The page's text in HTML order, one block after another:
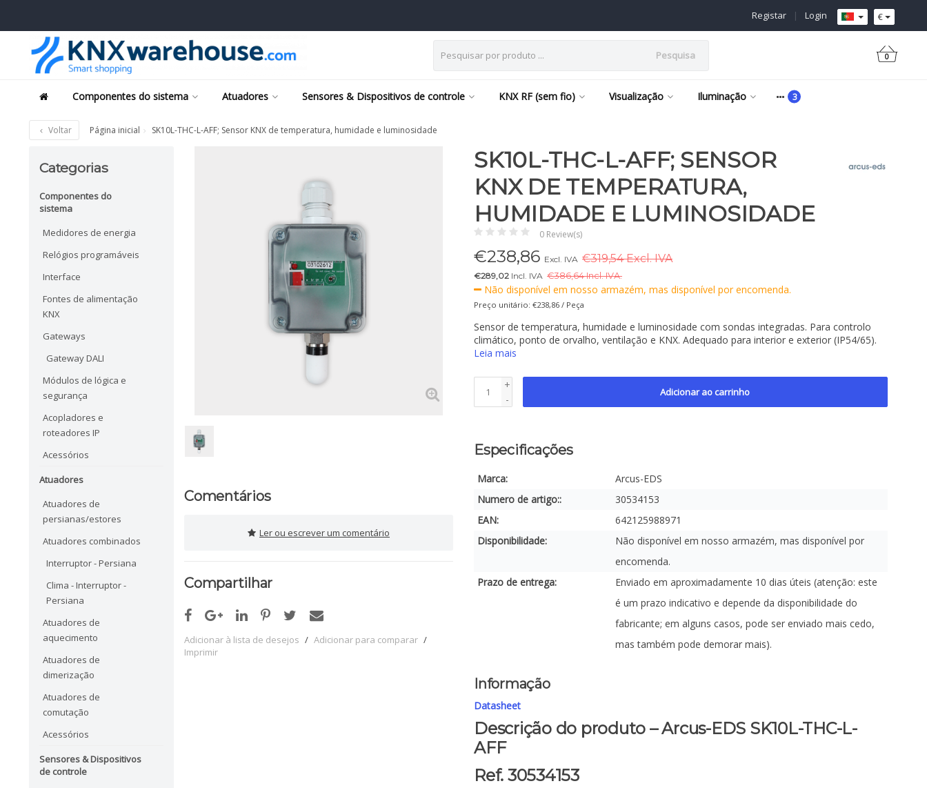
€
Login
|
Registar
Pesquisa 0
Componentes do sistema Atuadores Sensores & Dispositivos de controle KNX RF (sem fio) Visualização Iluminação
Voltar Página inicial SK10L-THC-L-AFF; Sensor KNX de temperatura, humidade e luminosidade
Categorias
Componentes do
sistema
Medidores de energia
Relógios programáveis
Interface
Fontes de alimentação
KNX
Gateways
Gateway DALI
Módulos de lógica e
segurança
Acopladores e
roteadores IP
Acessórios
Atuadores
Atuadores de
persianas/estores
Atuadores combinados
Interruptor - Persiana
Clima - Interruptor -
Persiana
Atuadores de
aquecimento
Atuadores de
dimerização
Atuadores de
comutação
Acessórios
Sensores & Dispositivos
de controle
Comentários
Ler ou escrever um comentário
Compartilhar
Adicionar à lista de desejos / Adicionar para comparar /
Imprimir
SK10L-THC-L-AFF; SENSOR
KNX DE TEMPERATURA,
HUMIDADE E LUMINOSIDADE
0 Review(s)
€238,86 Excl. IVA €319,54 Excl. IVA
€289,02 Incl. IVA €386,64 Incl. IVA.
Não disponível em nosso armazém, mas disponível por encomenda.
Preço unitário: €238,86 / Peça
Sensor de temperatura, humidade e luminosidade com sondas integradas. Para controlo
climático, ponto de orvalho, ventilação e KNX. Adequado para interior e exterior (IP54/65).
Leia mais
+
-
Adicionar ao carrinho
Especificações
Marca:
Arcus-EDS
Numero de artigo::
30534153
EAN:
642125988971
Disponibilidade:
Não disponível em nosso armazém, mas disponível por
encomenda.
Prazo de entrega:
Enviado em aproximadamente 10 dias úteis (atenção: este
é um prazo indicativo e depende da disponibilidade do
fabricante; em alguns casos, pode ser enviado mais cedo,
mas também pode demorar mais).
Informação
Datasheet
Descrição do produto – Arcus-EDS SK10L-THC-L-
AFF
Ref. 30534153